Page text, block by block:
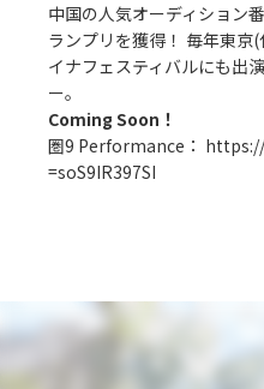
中国の人気オーディション
ランプリを獲得！ 毎年東京
イナフェスティバルにも出
ー。
Coming Soon！
圏9 Performance：
=soS9IR397SI